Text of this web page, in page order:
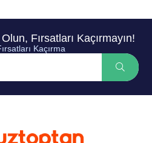
Fırsatları Kaçırmayın!
Kaçırma